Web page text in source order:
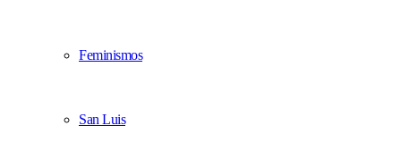
Feminismos
San Luis